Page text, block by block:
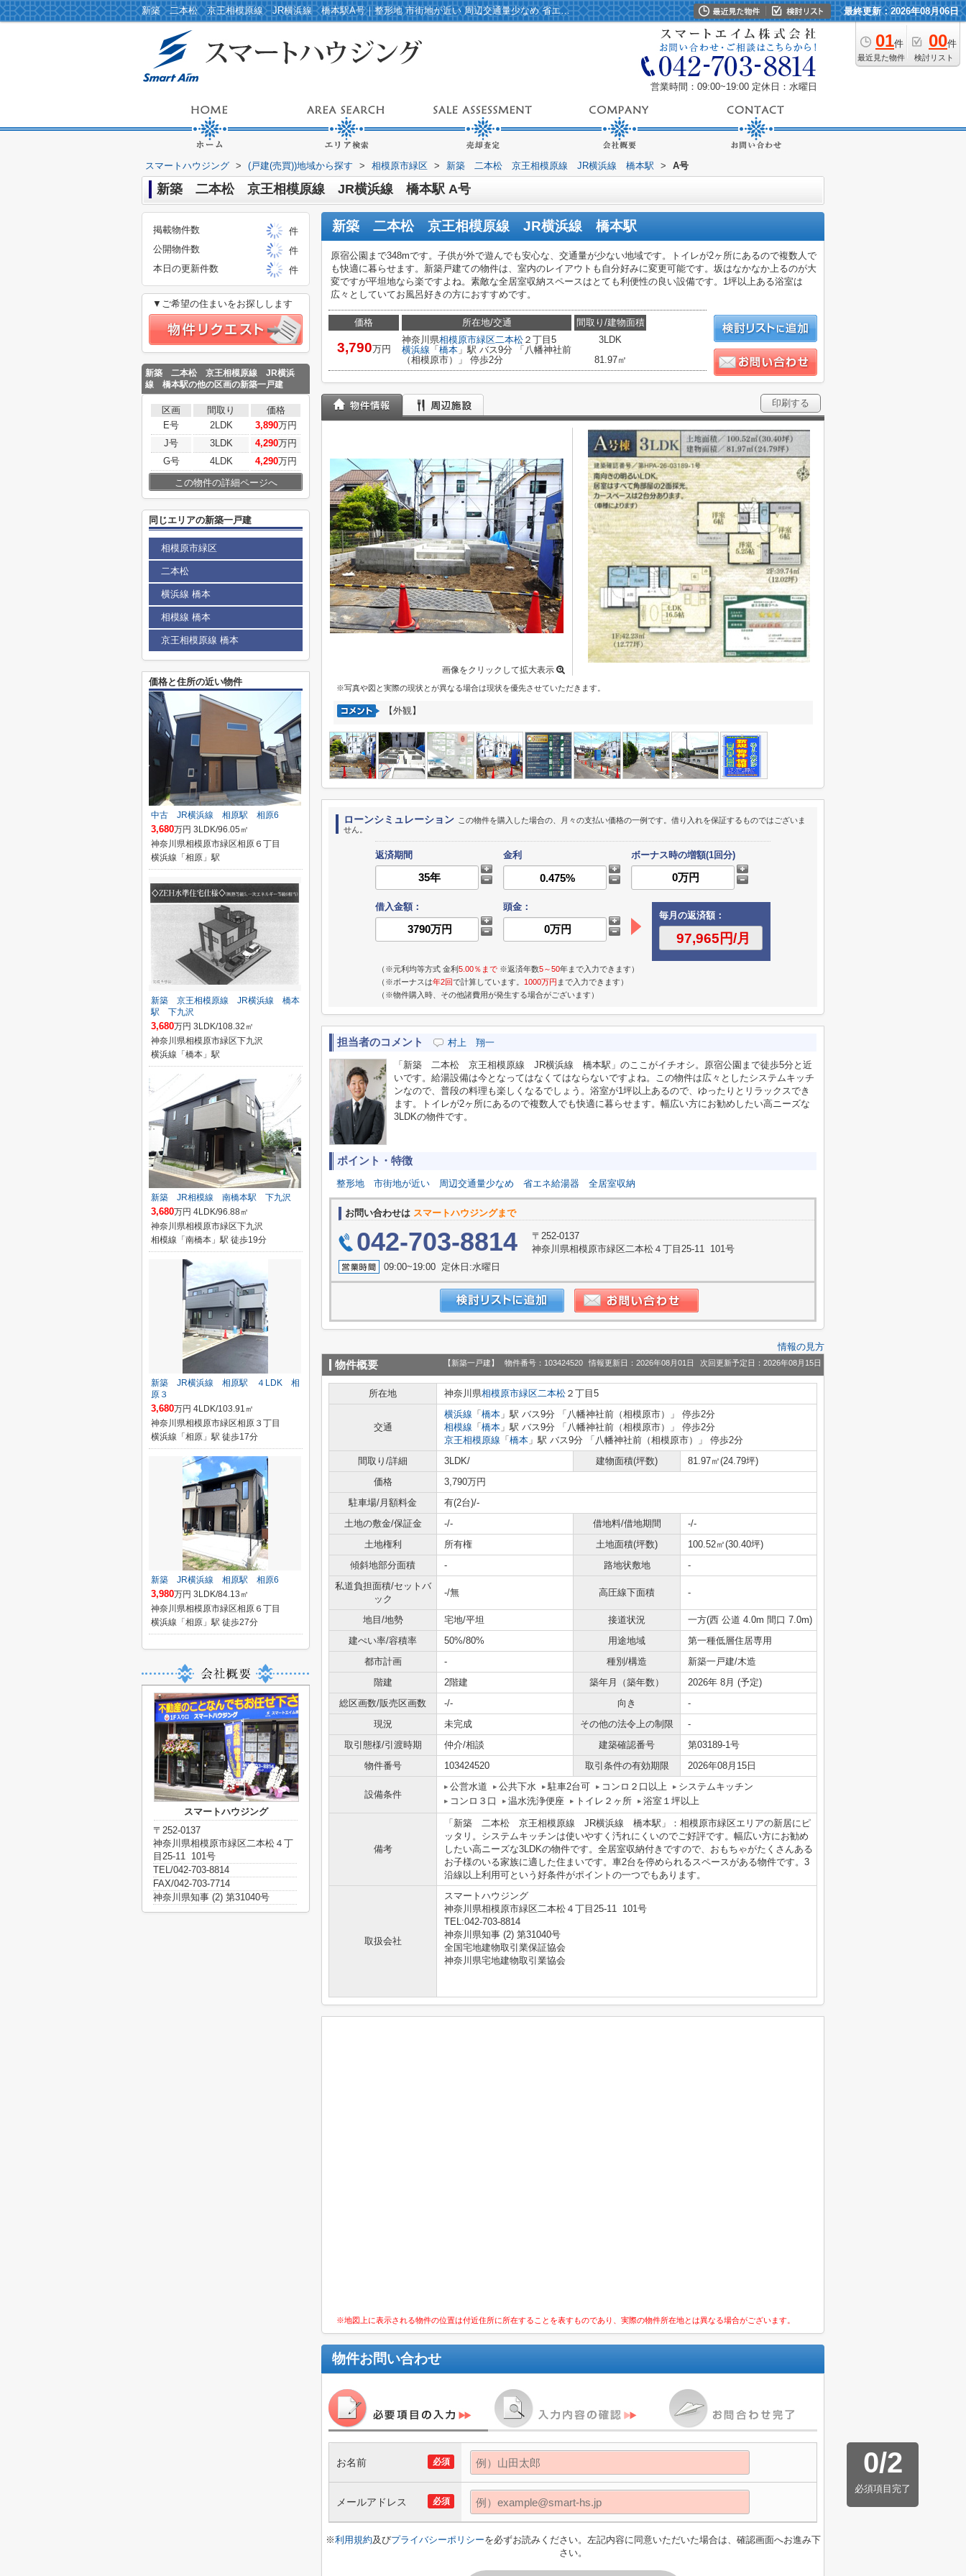
新築 二本松 京王相模原線 JR横浜線 橋本駅A号｜整形地 市街地が近い 周辺交通量少なめ 省エネ給湯器 全居室収納｜橋本駅など相模原市緑区エリアの戸建て｜スマートハウジング 最終更新：2026年08月06日
01件
最近見た物件
00件
検討リスト
営業時間：09:00~19:00 定休日：水曜日
スマートハウジング > (戸建(売買))地域から探す > 相模原市緑区 > 新築 二本松 京王相模原線 JR横浜線 橋本駅 > A号
新築 二本松 京王相模原線 JR横浜線 橋本駅 A号
新築 二本松 京王相模原線 JR横浜線 橋本駅
原宿公園まで348mです。子供が外で遊んでも安心な、交通量が少ない地域です。トイレが2ヶ所にあるので複数人で
も快適に暮らせます。新築戸建ての物件は、室内のレイアウトも自分好みに変更可能です。坂はなかなか上るのが大
変ですが平坦地なら楽ですよね。素敵な全居室収納スペースはとても利便性の良い設備です。1坪以上ある浴室は
広々としていてお風呂好きの方におすすめです。
価格
3,790万円
所在地/交通
神奈川県相模原市緑区二本松 ２丁目5
横浜線 「 橋本 」駅 バス9分 「八幡神社前
（相模原市）」 停歩2分
間取り/建物面積
3LDK
81.97㎡
印刷する
画像をクリックして拡大表示
※写真や図と実際の現状とが異なる場合は現状を優先させていただきます。
【外観】
ローンシミュレーション この物件を購入した場合の、月々の支払い価格の一例です。借り入れを保証するものではございま
せん。
返済期間 金利 ボーナス時の増額(1回分)
借入金額：
頭金：
毎月の返済額：
（※元利均等方式 金利5.00％まで ※返済年数5～50年まで入力できます）
（※ボーナスは年2回で計算しています。 1000万円 まで入力できます）
（※物件購入時、その他諸費用が発生する場合がございます）
担当者のコメント 村上 翔一
「新築 二本松 京王相模原線 JR横浜線 橋本駅」のここがイチオシ。原宿公園まで徒歩5分と近
いです。給湯設備は今となってはなくてはならないですよね。この物件は広々としたシステムキッチ
ンなので、普段の料理も楽しくなるでしょう。浴室が1坪以上あるので、ゆったりとリラックスでき
ます。トイレが2ヶ所にあるので複数人でも快適に暮らせます。幅広い方にお勧めしたい高ニーズな
3LDKの物件です。
ポイント・特徴
整形地 市街地が近い 周辺交通量少なめ 省エネ給湯器 全居室収納
お問い合わせは スマートハウジングまで
042-703-8814
〒252-0137
神奈川県相模原市緑区二本松４丁目25-11 101号
09:00~19:00 定休日:水曜日
情報の見方
物件概要 【新築一戸建】 物件番号：103424520 情報更新日：2026年08月01日 次回更新予定日：2026年08月15日
所在地 神奈川県相模原市緑区二本松 ２丁目5
交通
横浜線 「 橋本 」駅 バス9分 「八幡神社前（相模原市）」 停歩2分
相模線 「 橋本 」駅 バス9分 「八幡神社前（相模原市）」 停歩2分
京王相模原線 「 橋本 」駅 バス9分 「八幡神社前（相模原市）」 停歩2分
間取り/詳細
3LDK/ 建物面積(坪数)
81.97㎡(24.79坪)
価格
3,790万円
駐車場/月額料金
有(2台)/-
土地の敷金/保証金
-/- 借地料/借地期間
-/-
土地権利
所有権 土地面積(坪数)
100.52㎡(30.40坪)
傾斜地部分面積
- 路地状敷地
-
私道負担面積/セットバ
ック
-/無 高圧線下面積 -
地目/地勢 宅地/平坦 接道状況
一方(西 公道 4.0m 間口 7.0m)
建ぺい率/容積率
50%/80% 用途地域
第一種低層住居専用
都市計画
- 種別/構造
新築一戸建/木造
階建
2階建 築年月（築年数）
2026年 8月 (予定)
総区画数/販売区画数
-/- 向き
-
現況
未完成 その他の法令上の制限
-
取引態様/引渡時期
仲介/相談 建築確認番号
第03189-1号
物件番号
103424520 取引条件の有効期限 2026年08月15日
設備条件
公営水道 公共下水 駐車2台可 コンロ２口以上
システムキッチン
コンロ３口
温水洗浄便座 トイレ２ヶ所 浴室１坪以上
備考
「新築 二本松 京王相模原線 JR横浜線 橋本駅」：相模原市緑区エリアの新居にピ
ッタリ。システムキッチンは使いやすく汚れにくいのでご好評です。幅広い方にお勧め
したい高ニーズな3LDKの物件です。全居室収納付きですので、おもちゃがたくさんある
お子様のいる家族に適した住まいです。車2台を停められるスペースがある物件です。3
沿線以上利用可という好条件がポイントの一つでもあります。
取扱会社
スマートハウジング
神奈川県相模原市緑区二本松４丁目25-11 101号
TEL:042-703-8814
神奈川県知事 (2) 第31040号
全国宅地建物取引業保証協会
神奈川県宅地建物取引業協会
※地図上に表示される物件の位置は付近住所に所在することを表すものであり、実際の物件所在地とは異なる場合がございます。
物件お問い合わせ
0/2
必須項目完了
必須
お名前
必須
メールアドレス
※利用規約及びプライバシーポリシーを必ずお読みください。左記内容に同意いただいた場合は、確認画面へお進み下
さい。
掲載物件数
件
公開物件数
件
本日の更新件数
件
▼ご希望の住まいをお探しします
新築 二本松 京王相模原線 JR横浜
線 橋本駅の他の区画の新築一戸建
区画 間取り
価格
E号
2LDK 3,890万円
J号
3LDK 4,290万円
G号
4LDK 4,290万円
この物件の詳細ページへ
同じエリアの新築一戸建
相模原市緑区
二本松
横浜線 橋本
相模線 橋本
京王相模原線 橋本
価格と住所の近い物件
中古 JR横浜線 相原駅 相原6
3,680万円 3LDK/96.05㎡
神奈川県相模原市緑区相原６丁目
横浜線「相原」駅
新築 京王相模原線 JR横浜線 橋本
駅 下九沢
3,680万円 3LDK/108.32㎡
神奈川県相模原市緑区下九沢
横浜線「橋本」駅
新築 JR相模線 南橋本駅 下九沢
3,680万円 4LDK/96.88㎡
神奈川県相模原市緑区下九沢
相模線「南橋本」駅 徒歩19分
新築 JR横浜線 相原駅 ４LDK 相
原３
3,680万円 4LDK/103.91㎡
神奈川県相模原市緑区相原３丁目
横浜線「相原」駅 徒歩17分
新築 JR横浜線 相原駅 相原6
3,980万円 3LDK/84.13㎡
神奈川県相模原市緑区相原６丁目
横浜線「相原」駅 徒歩27分
スマートハウジング
〒252-0137
神奈川県相模原市緑区二本松４丁
目25-11 101号
TEL/042-703-8814
FAX/042-703-7714
神奈川県知事 (2) 第31040号